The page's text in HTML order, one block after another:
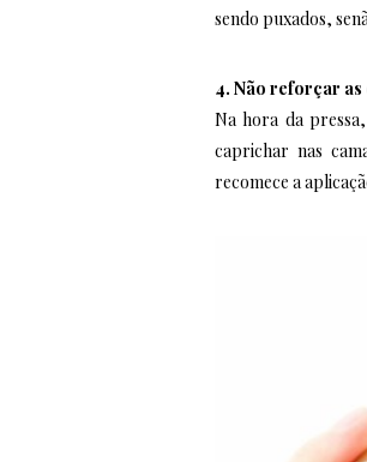
sendo puxados,
4. Não reforçar as
Na hora da
caprichar nas
recomece a